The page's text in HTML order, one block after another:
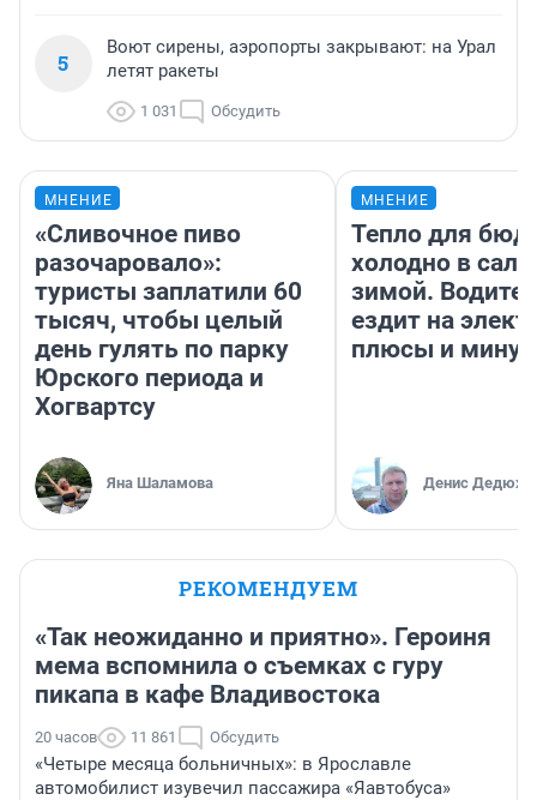
5
Воют сирены, аэропорты закрывают: на Урал
летят ракеты
1 031 Обсудить
МНЕНИЕ
«Сливочное пиво
разочаровало»:
туристы заплатили 60
тысяч, чтобы целый
день гулять по парку
Юрского периода и
Хогвартсу
Яна Шаламова
МНЕНИЕ
Тепло для
холодно в
зимой.
ездит на
плюсы и
Денис
РЕКОМЕНДУЕМ
«Так неожиданно и приятно». Героиня
мема вспомнила о съемках с гуру
пикапа в кафе Владивостока
20 часов 11 861 Обсудить
«Четыре месяца больничных»: в Ярославле
автомобилист изувечил пассажира «Яавтобуса»